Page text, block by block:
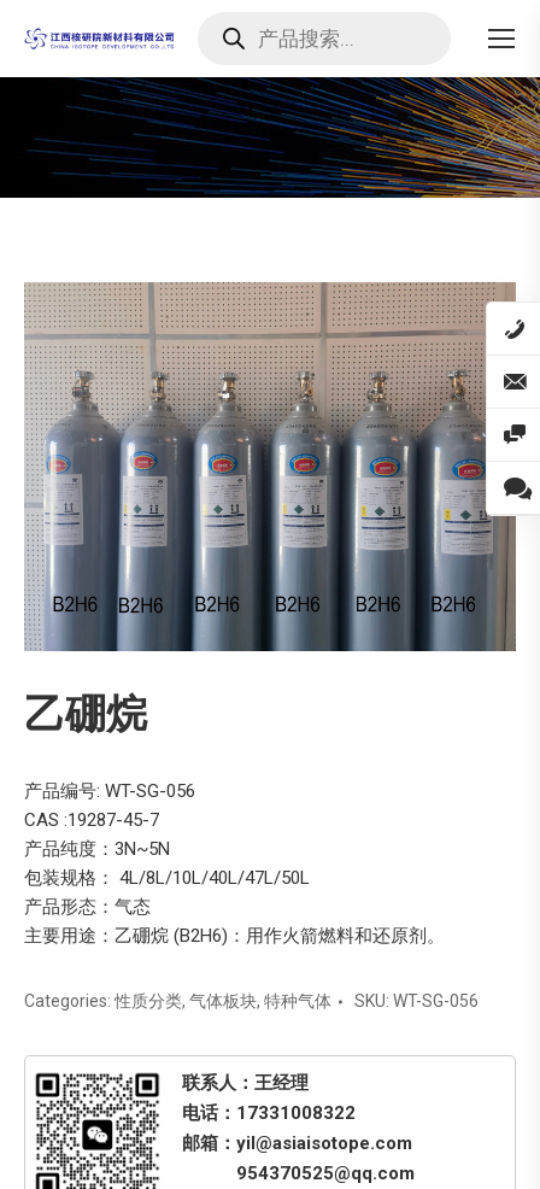
search
您在这里：
乙硼烷
产品编号: WT-SG-056
CAS :19287-45-7
产品纯度：3N~5N
包装规格： 4L/8L/10L/40L/47L/50L
产品形态：气态
主要用途：乙硼烷 (B2H6)：用作火箭燃料和还原剂。
Categories:性质分类, 气体板块, 特种气体 SKU: WT-SG-056
联系人：王经理
电话：17331008322
邮箱：yil@asiaisotope.com
954370525@qq.com